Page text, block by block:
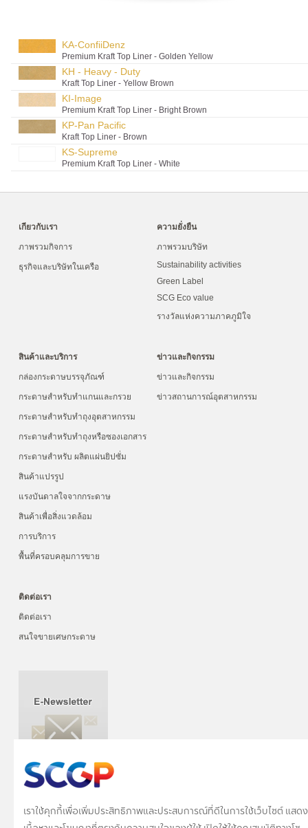
KA-ConfiiDenz
Premium Kraft Top Liner - Golden Yellow
KH - Heavy - Duty
Kraft Top Liner - Yellow Brown
KI-Image
Premium Kraft Top Liner - Bright Brown
KP-Pan Pacific
Kraft Top Liner - Brown
KS-Supreme
Premium Kraft Top Liner - White
เกียวกับเรา
ภาพรวมกิจการ
ธุรกิจและบริษัทในเครือ
ความยั่งยืน
ภาพรวมบริษัท
Sustainability activities
Green Label
SCG Eco value
รางวัลแห่งความภาคภูมิใจ
สินค้าและบริการ
กล่องกระดาษบรรจุภัณฑ์
กระดาษสำหรับทำแกนและกรวย
กระดาษสำหรับทำถุงอุตสาหกรรม
กระดาษสำหรับทำถุงหรือซองเอกสาร
กระดาษสำหรับ ผลิตแผ่นยิปซั่ม
สินค้าแปรรูป
แรงบันดาลใจจากกระดาษ
สินค้าเพื่อสิ่งแวดล้อม
การบริการ
พื้นที่ครอบคลุมการขาย
ข่าวและกิจกรรม
ข่าวและกิจกรรม
ข่าวสถานการณ์อุตสาหกรรม
ติดต่อเรา
ติดต่อเรา
สนใจขายเศษกระดาษ
ที่อยู่: 1 ถนนปูนซิเมนต์ไทย บางซื่อ กรุงเทพฯ 10800
เราใช้คุกกี้เพื่อเพิ่มประสิทธิภาพและประสบการณ์ที่ดีในการใช้เว็บไซต์ แสดง